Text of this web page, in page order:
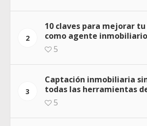
2
10 claves para mejorar
como agente inmobiliario
5
3
Captación inmobiliaria
todas las herramientas
5